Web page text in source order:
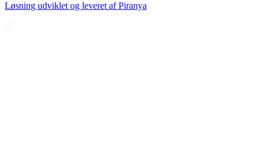
Løsning udviklet og leveret afPiranya